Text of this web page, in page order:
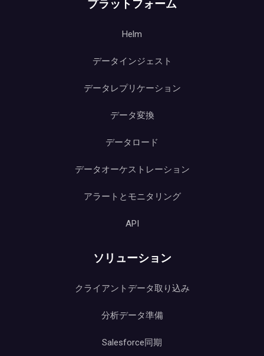
プラットフォーム
Helm
データインジェスト
データレプリケーション
データ変換
データロード
データオーケストレーション
アラートとモニタリング
API
ソリューション
クライアントデータ取り込み
分析データ準備
Salesforce同期